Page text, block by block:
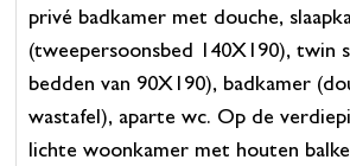
privé badkamer met douche,
(tweepersoonsbed 140X190), twin
bedden van 90X190), badkamer
wastafel), aparte wc. Op de
lichte woonkamer met houten